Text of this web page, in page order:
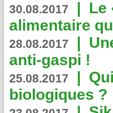
30.08.2017 | Le
alimentaire
28.08.2017 |
anti-gaspi !
25.08.2017 |
biologiques ?